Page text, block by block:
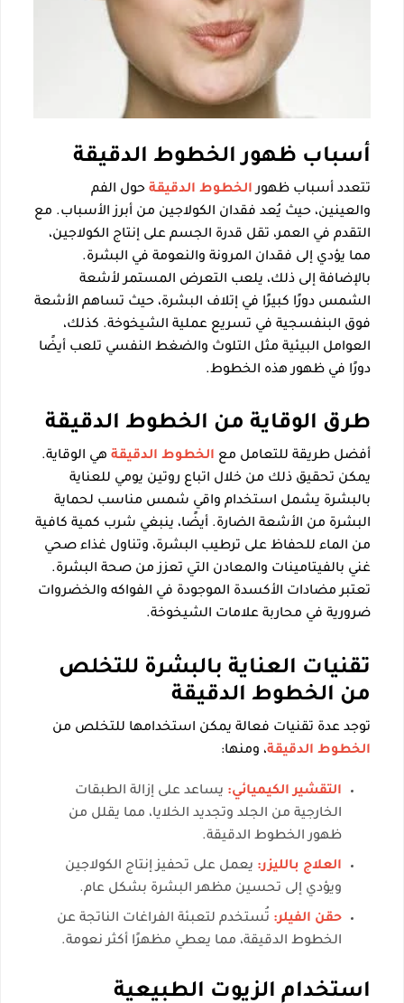
أسباب ظهور الخطوط الدقيقة
تتعدد أسباب ظهورالخطوط الدقيقة حول الفم
والعينين، حيث يُعد فقدان الكولاجين من أبرز الأسباب. مع
التقدم في العمر، تقل قدرة الجسم على إنتاج الكولاجين،
مما يؤدي إلى فقدان المرونة والنعومة في البشرة.
بالإضافة إلى ذلك، يلعب التعرض المستمر لأشعة
الشمس دورًا كبيرًا في إتلاف البشرة، حيث تساهم الأشعة
فوق البنفسجية في تسريع عملية الشيخوخة. كذلك،
العوامل البيئية مثل التلوث والضغط النفسي تلعب أيضًا
دورًا في ظهور هذه الخطوط.
طرق الوقاية من الخطوط الدقيقة
أفضل طريقة للتعامل مع الخطوط الدقيقة هي الوقاية.
يمكن تحقيق ذلك من خلال اتباع روتين يومي للعناية
بالبشرة يشمل استخدام واقي شمس مناسب لحماية
البشرة من الأشعة الضارة. أيضًا، ينبغي شرب كمية كافية
من الماء للحفاظ على ترطيب البشرة، وتناول غذاء صحي
غني بالفيتامينات والمعادن التي تعزز من صحة البشرة.
تعتبر مضادات الأكسدة الموجودة في الفواكه والخضروات
ضرورية في محاربة علامات الشيخوخة.
تقنيات العناية بالبشرة للتخلص
من الخطوط الدقيقة
توجد عدة تقنيات فعالة يمكن استخدامها للتخلص من
الخطوط الدقيقة، ومنها:
التقشير الكيميائي: يساعد على إزالة الطبقات
الخارجية من الجلد وتجديد الخلايا، مما يقلل من
ظهور الخطوط الدقيقة.
العلاج بالليزر: يعمل على تحفيز إنتاج الكولاجين
ويؤدي إلى تحسين مظهر البشرة بشكل عام.
حقن الفيلر: تُستخدم لتعبئة الفراغات الناتجة عن
الخطوط الدقيقة، مما يعطي مظهرًا أكثر نعومة.
استخدام الزيوت الطبيعية